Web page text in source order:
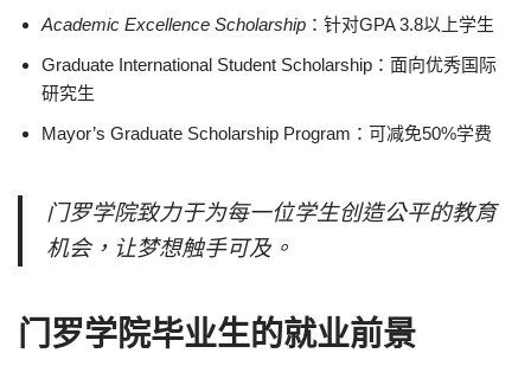
Academic Excellence Scholarship ：针对GPA 3.8以上学生
Graduate International Student Scholarship：面向优秀国际
研究生
Mayor’s Graduate Scholarship Program：可减免50%学费
门罗学院致力于为每一位学生创造公平的教育
机会，让梦想触手可及。
门罗学院毕业生的就业前景